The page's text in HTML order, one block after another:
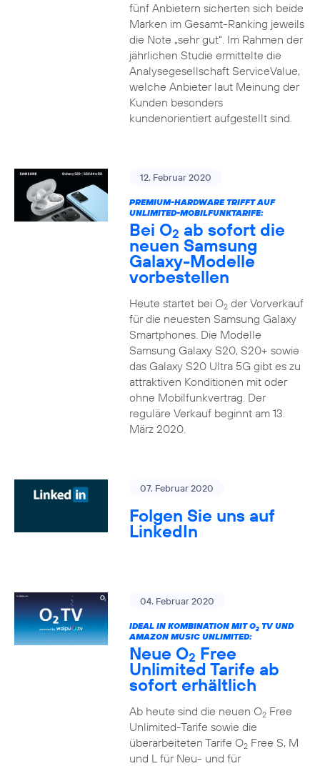
fünf Anbietern sicherten sich beide
Marken im Gesamt-Ranking jeweils
die Note „sehr gut“. Im Rahmen der
jährlichen Studie ermittelte die
Analysegesellschaft ServiceValue,
welche Anbieter laut Meinung der
Kunden besonders
kundenorientiert aufgestellt sind.
12. Februar 2020
PREMIUM-HARDWARE TRIFFT AUF
UNLIMITED-MOBILFUNKTARIFE:
Bei O2 ab sofort die
neuen Samsung
Galaxy-Modelle
vorbestellen
Heute startet bei O2der Vorverkauf
für die neuesten Samsung Galaxy
Smartphones. Die Modelle
Samsung Galaxy S20, S20+ sowie
das Galaxy S20 Ultra 5G gibt es zu
attraktiven Konditionen mit oder
ohne Mobilfunkvertrag. Der
reguläre Verkauf beginnt am 13.
März 2020.
07. Februar 2020
Folgen Sie uns auf
LinkedIn
04. Februar 2020
IDEAL IN KOMBINATION MIT O2TV UND
AMAZON MUSIC UNLIMITED:
Neue O2 Free
Unlimited Tarife ab
sofort erhältlich
Ab heute sind die neuen O2Free
Unlimited-Tarife sowie die
überarbeiteten Tarife O2Free S, M
und L für Neu- und für